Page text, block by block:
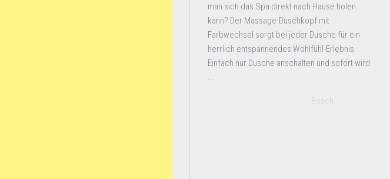
man sich das Spa direkt nach Hause holen
kann? Der Massage-Duschkopf mit
Farbwechsel sorgt bei jeder Dusche für ein
herrlich entspannendes Wohlfühl-Erlebnis.
Einfach nur Dusche anschalten und sofort wird
...
Bosch